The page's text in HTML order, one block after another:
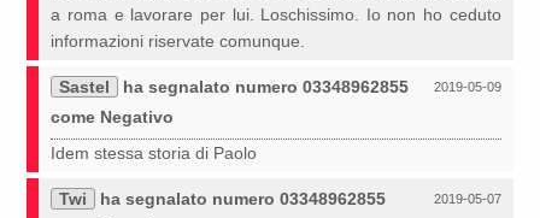
a roma e lavorare per lui. Loschissimo. Io non ho ceduto
informazioni riservate comunque.
2019-05-09
Sastel
ha segnalato numero 03348962855
come Negativo
Idem stessa storia di Paolo
2019-05-07
Twi
ha segnalato numero 03348962855